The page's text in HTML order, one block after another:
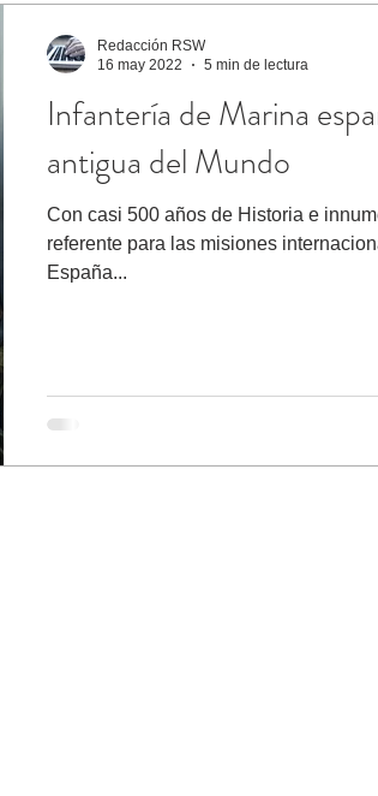
Infantería de Marina
antigua del Mundo
Con casi 500 años de Historia e
referente para las misiones
España...
Redacción RSW
16 may 2022
5 min de lectura